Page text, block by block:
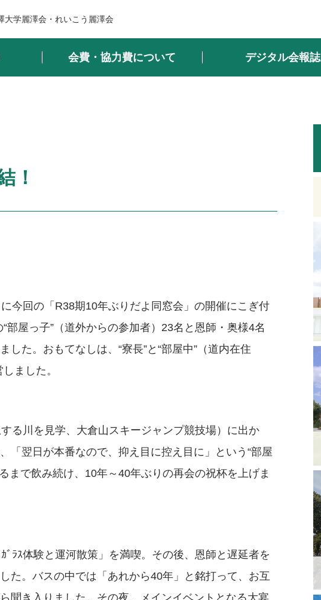
大学麗澤会・れいこう麗澤会
会費・協力費について デジタル会報誌
！
今回の「R38期10年ぶりだよ同窓会」の開催にこぎ付
屋っ子”（道外からの参加者）23名と恩師・奥様4名
した。おもてなしは、“寮長”と“部屋中”（道内在住
ました。
る川を見学、大倉山スキージャンプ競技場）に出か
「翌日が本番なので、抑え目に控え目に」という“部屋
まで飲み続け、10年～40年ぶりの再会の祝杯を上げま
ﾗｽ体験と運河散策」を満喫。その後、恩師と遅延者を
た。バスの中では「あれから40年」と銘打って、お互
聞き入りました。その夜、メインイベントとなる大宴